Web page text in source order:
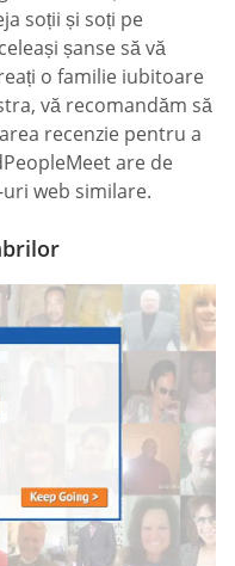
soții și soți pe
șanse să vă
o familie iubitoare
vă recomandăm să
recenzie pentru a
are de
web similare.